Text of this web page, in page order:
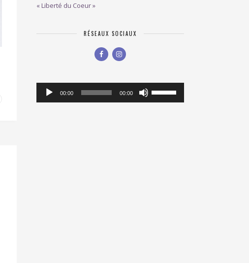
« Liberté du Coeur »
RÉSEAUX SOCIAUX
Lecteur
audio
00:00 00:00
les